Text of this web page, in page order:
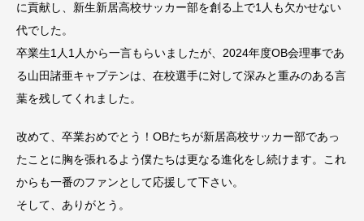
に貢献し、新生新居高校サッカー部を創る上で1人も欠かせない
代でした。
卒業生1人1人から一言もらいましたが、2024年度OB会理事であ
る山田諸亜キャプテンは、在校選手に対して深みと重みのある言
葉を残してくれました。
改めて、卒業おめでとう！OBたちが新居高校サッカー部であっ
たことに胸を張れるよう僕たちは更なる進化をし続けます。これ
からも一番のファンとして応援して下さい。
そして、ありがとう。